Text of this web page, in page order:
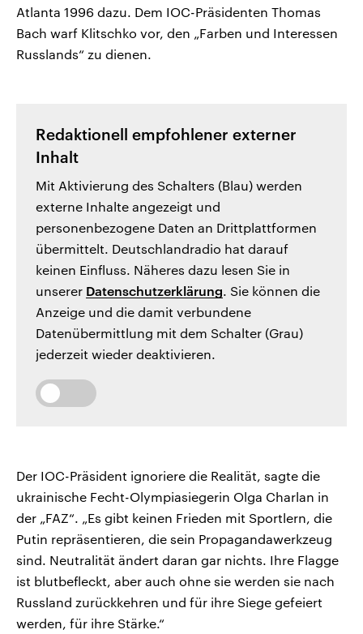
Atlanta 1996 dazu. Dem IOC-Präsidenten Thomas
Bach warf Klitschko vor, den „Farben und Interessen
Russlands“ zu dienen.
Redaktionell empfohlener externer
Inhalt
Mit Aktivierung des Schalters (Blau) werden
externe Inhalte angezeigt und
personenbezogene Daten an Drittplattformen
übermittelt. Deutschlandradio hat darauf
keinen Einfluss. Näheres dazu lesen Sie in
unserer Datenschutzerklärung. Sie können die
Anzeige und die damit verbundene
Datenübermittlung mit dem Schalter (Grau)
jederzeit wieder deaktivieren.
Der IOC-Präsident ignoriere die Realität, sagte die
ukrainische Fecht-Olympiasiegerin Olga Charlan in
der „FAZ“. „Es gibt keinen Frieden mit Sportlern, die
Putin repräsentieren, die sein Propagandawerkzeug
sind. Neutralität ändert daran gar nichts. Ihre Flagge
ist blutbefleckt, aber auch ohne sie werden sie nach
Russland zurückkehren und für ihre Siege gefeiert
werden, für ihre Stärke.“